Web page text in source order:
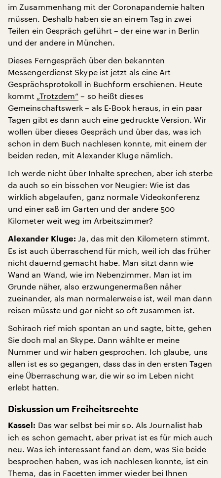
im Zusammenhang mit der Coronapandemie halten
müssen. Deshalb haben sie an einem Tag in zwei
Teilen ein Gespräch geführt – der eine war in Berlin
und der andere in München.
Dieses Ferngespräch über den bekannten
Messengerdienst Skype ist jetzt als eine Art
Gesprächsprotokoll in Buchform erschienen. Heute
kommt „Trotzdem“ – so heißt dieses
Gemeinschaftswerk – als E-Book heraus, in ein paar
Tagen gibt es dann auch eine gedruckte Version. Wir
wollen über dieses Gespräch und über das, was ich
schon in dem Buch nachlesen konnte, mit einem der
beiden reden, mit Alexander Kluge nämlich.
Ich werde nicht über Inhalte sprechen, aber ich sterbe
da auch so ein bisschen vor Neugier: Wie ist das
wirklich abgelaufen, ganz normale Videokonferenz
und einer saß im Garten und der andere 500
Kilometer weit weg im Arbeitszimmer?
Alexander Kluge: Ja, das mit den Kilometern stimmt.
Es ist auch überraschend für mich, weil ich das früher
nicht dauernd gemacht habe. Man sitzt dann wie
Wand an Wand, wie im Nebenzimmer. Man ist im
Grunde näher, also erzwungenermaßen näher
zueinander, als man normalerweise ist, weil man dann
reisen müsste und gar nicht so oft zusammen ist.
Schirach rief mich spontan an und sagte, bitte, gehen
Sie doch mal an Skype. Dann wählte er meine
Nummer und wir haben gesprochen. Ich glaube, uns
allen ist es so gegangen, dass das in den ersten Tagen
eine Überraschung war, die wir so im Leben nicht
erlebt hatten.
Diskussion um Freiheitsrechte
Kassel: Das war selbst bei mir so. Als Journalist hab
ich es schon gemacht, aber privat ist es für mich auch
neu. Was ich interessant fand an dem, was Sie beide
besprochen haben, was ich nachlesen konnte, ist ein
Thema, das in Facetten immer wieder bei Ihnen